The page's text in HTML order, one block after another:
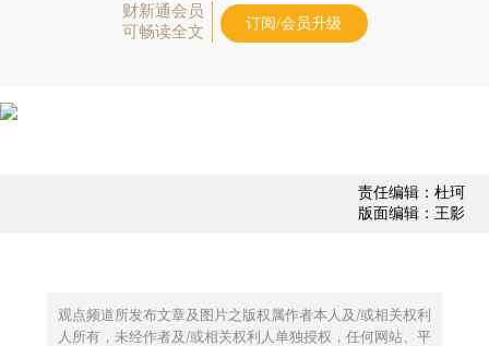
财新通会员
可畅读全文
订阅/会员升级
责任编辑：杜珂
版面编辑：王影
观点频道所发布文章及图片之版权属作者本人及/或相关权利
人所有，未经作者及/或相关权利人单独授权，任何网站、平